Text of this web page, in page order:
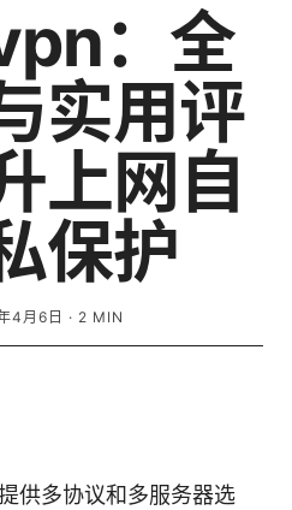
：全
实用评
上网自
保护
4月6日 · 2 MIN
供多协议和多服务器选